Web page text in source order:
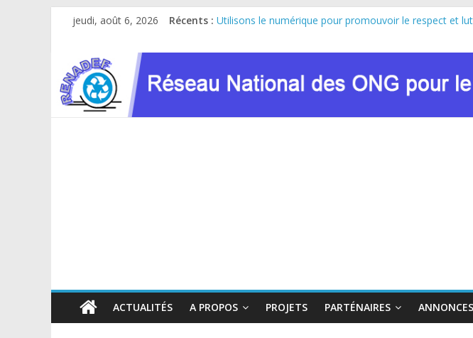
Passerjeudi, août 6, 2026 Récents : Utilisons le numérique pour promouvoir le respect et
RDC : Sous l’impulsion de Marie Nyombo Zaina, le
Atelier de consultation sur les approches innovantes
ACTUALITÉS A PROPOS PROJETS PARTÉNAIRES ANNONCES